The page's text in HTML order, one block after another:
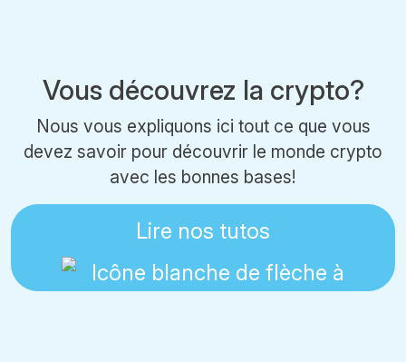
Vous découvrez la crypto?
Nous vous expliquons ici tout ce que vous
devez savoir pour découvrir le monde crypto
avec les bonnes bases!
Lire nos tutos